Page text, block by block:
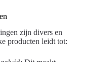
zijn divers en
producten leidt tot: